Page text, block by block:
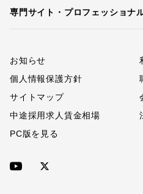
専門サイト・プロフェッショナ
お知らせ
個人情報保護方針
サイトマップ
中途採用求人賃金相場
PC版を見る